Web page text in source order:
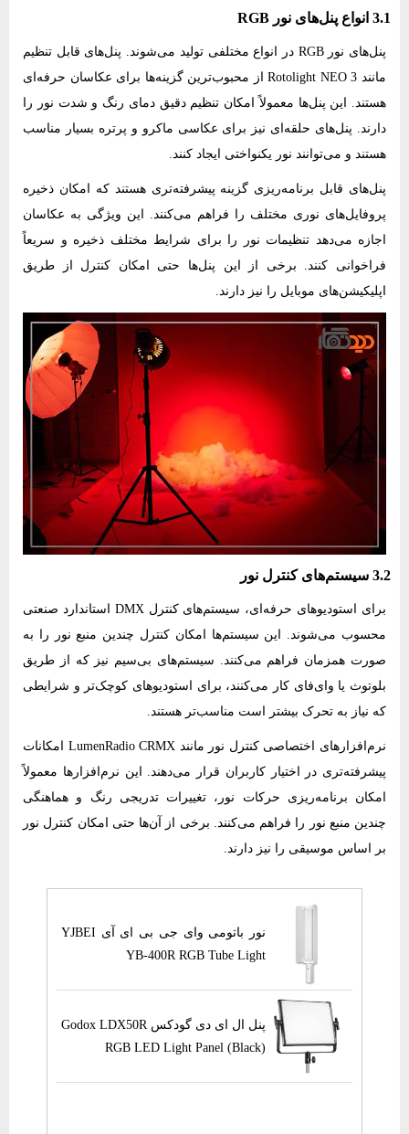
3.1 انواع پنل‌های نور RGB
پنل‌های نور RGB در انواع مختلفی تولید می‌شوند. پنل‌های قابل تنظیم
مانند Rotolight NEO 3 از محبوب‌ترین گزینه‌ها برای عکاسان حرفه‌ای
هستند. این پنل‌ها معمولاً امکان تنظیم دقیق دمای رنگ و شدت نور را
دارند. پنل‌های حلقه‌ای نیز برای عکاسی ماکرو و پرتره بسیار مناسب
هستند و می‌توانند نور یکنواختی ایجاد کنند.
پنل‌های قابل برنامه‌ریزی گزینه پیشرفته‌تری هستند که امکان ذخیره
پروفایل‌های نوری مختلف را فراهم می‌کنند. این ویژگی به عکاسان
اجازه می‌دهد تنظیمات نور را برای شرایط مختلف ذخیره و سریعاً
فراخوانی کنند. برخی از این پنل‌ها حتی امکان کنترل از طریق
اپلیکیشن‌های موبایل را نیز دارند.
3.2 سیستم‌های کنترل نور
برای استودیوهای حرفه‌ای، سیستم‌های کنترل DMX استاندارد صنعتی
محسوب می‌شوند. این سیستم‌ها امکان کنترل چندین منبع نور را به
صورت همزمان فراهم می‌کنند. سیستم‌های بی‌سیم نیز که از طریق
بلوتوث یا وای‌فای کار می‌کنند، برای استودیوهای کوچک‌تر و شرایطی
که نیاز به تحرک بیشتر است مناسب‌تر هستند.
نرم‌افزارهای اختصاصی کنترل نور مانند LumenRadio CRMX امکانات
پیشرفته‌تری در اختیار کاربران قرار می‌دهند. این نرم‌افزارها معمولاً
امکان برنامه‌ریزی حرکات نور، تغییرات تدریجی رنگ و هماهنگی
چندین منبع نور را فراهم می‌کنند. برخی از آن‌ها حتی امکان کنترل نور
بر اساس موسیقی را نیز دارند.
نور باتومی وای جی بی ای آی YJBEI
YB-400R RGB Tube Light
پنل ال ای دی گودکس Godox LDX50R
RGB LED Light Panel (Black)